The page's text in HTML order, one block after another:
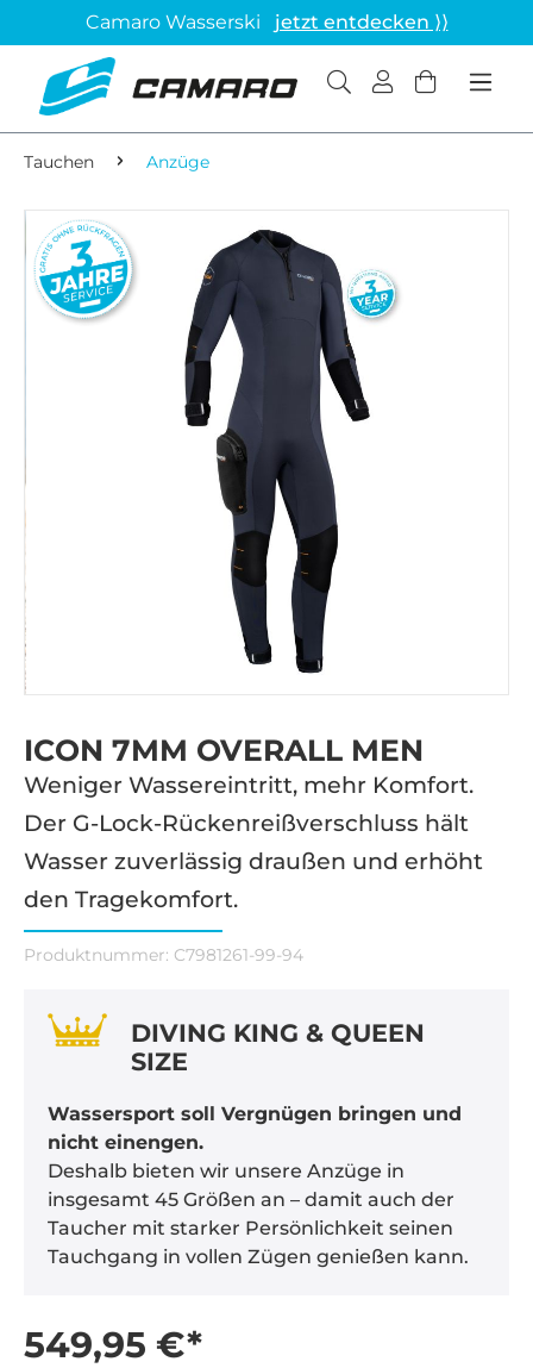
Camaro Wasserski jetzt entdecken ⟩⟩
Tauchen Anzüge
ICON 7MM OVERALL MEN
Weniger Wassereintritt, mehr Komfort.
Der G-Lock-Rückenreißverschluss hält
Wasser zuverlässig draußen und erhöht
den Tragekomfort.
Produktnummer: C7981261-99-94
DIVING KING & QUEEN
SIZE
Wassersport soll Vergnügen bringen und
nicht einengen.
Deshalb bieten wir unsere Anzüge in
insgesamt 45 Größen an – damit auch der
Taucher mit starker Persönlichkeit seinen
Tauchgang in vollen Zügen genießen kann.
549,95 €*